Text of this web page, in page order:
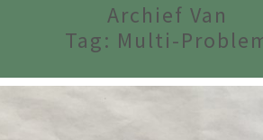
Archief Van
Tag: Multi-